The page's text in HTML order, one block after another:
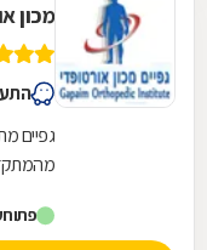
מכון
גפיים
לצוות...
פתוח